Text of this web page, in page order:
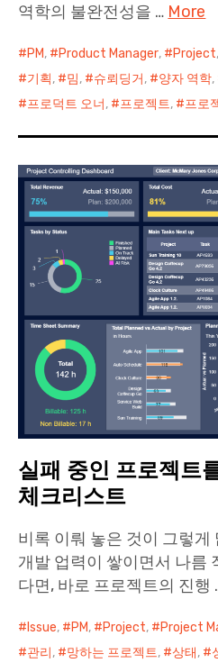
역학의 불완전성을 … More
PM, Product Manager, Project,
기획, 밈, 슈뢰딩거, 양자 역학,
프로덕트 오너, 프로젝트, 프로
실패 중인 프로젝트
체크리스트
비록 이뤄 놓은 것이 그렇게
개발 업력이 쌓이면서 나름
다면, 바로 프로젝트의 진행
Issue, PM, Project, Project
관리, 망하는 프로젝트, 상태,